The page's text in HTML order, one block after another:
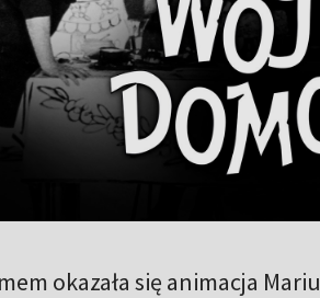
okazała się animacja